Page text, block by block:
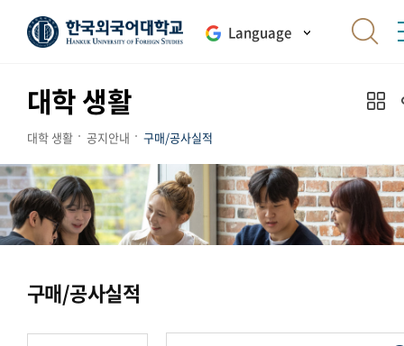
Language
대학 생활
대학 생활 공지안내 구매/공사실적
구매/공사실적